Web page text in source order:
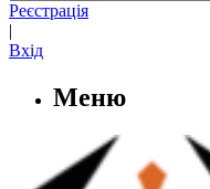
Реєстрація
|
Вхід
Меню